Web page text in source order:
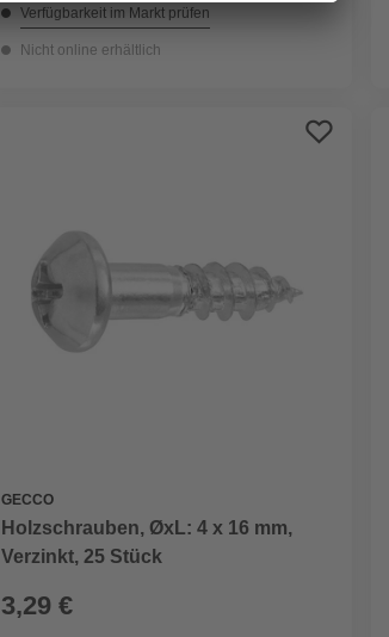
Verfügbarkeit im Markt prüfen
Nicht online erhältlich
GECCO
Holzschrauben, ØxL: 4 x 16 mm,
Verzinkt, 25 Stück
3,29 €